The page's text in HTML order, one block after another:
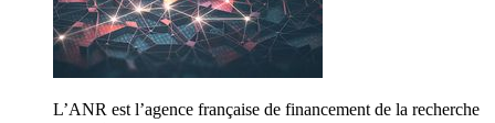
L’ANR est l’agence française de financement de la recherche